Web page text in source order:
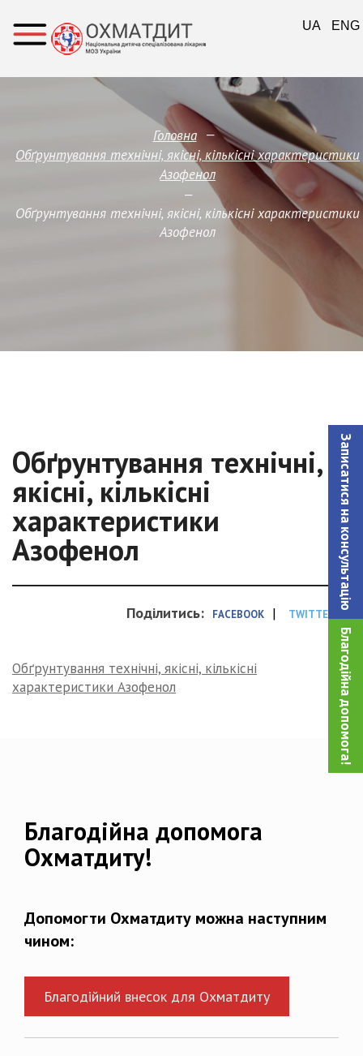
Записатися на консультацiю
Благодійна допомога!
Головна —
Обґрунтування технічні, якісні, кількісні характеристики
Азофенол
—
Обґрунтування технічні, якісні, кількісні характеристики
Азофенол
Обґрунтування технічні,
якісні, кількісні
характеристики
Азофенол
Поділитись: FACEBOOK | TWITTER
Обґрунтування технічні, якісні, кількісні
характеристики Азофенол
Благодійна допомога
Охматдиту!
Допомогти Охматдиту можна наступним
чином:
Благодійний внесок для Охматдиту
UA ENG